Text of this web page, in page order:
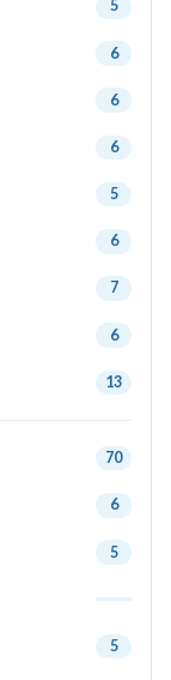
5
6
6
6
5
6
7
6
13
70
6
5
5